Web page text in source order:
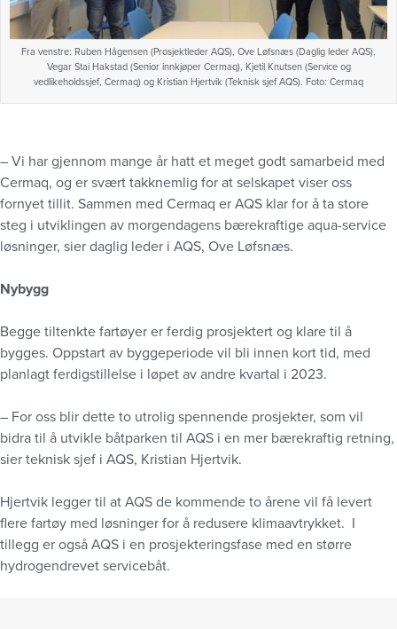
Fra venstre: Ruben Hågensen (Prosjektleder AQS), Ove Løfsnæs (Daglig leder AQS),
Vegar Stai Hakstad (Senior innkjøper Cermaq), Kjetil Knutsen (Service og
vedlikeholdssjef, Cermaq) og Kristian Hjertvik (Teknisk sjef AQS). Foto: Cermaq
– Vi har gjennom mange år hatt et meget godt samarbeid med
Cermaq, og er svært takknemlig for at selskapet viser oss
fornyet tillit. Sammen med Cermaq er AQS klar for å ta store
steg i utviklingen av morgendagens bærekraftige aqua-service
løsninger, sier daglig leder i AQS, Ove Løfsnæs.
Nybygg
Begge tiltenkte fartøyer er ferdig prosjektert og klare til å
bygges. Oppstart av byggeperiode vil bli innen kort tid, med
planlagt ferdigstillelse i løpet av andre kvartal i 2023.
– For oss blir dette to utrolig spennende prosjekter, som vil
bidra til å utvikle båtparken til AQS i en mer bærekraftig retning,
sier teknisk sjef i AQS, Kristian Hjertvik.
Hjertvik legger til at AQS de kommende to årene vil få levert
flere fartøy med løsninger for å redusere klimaavtrykket. I
tillegg er også AQS i en prosjekteringsfase med en større
hydrogendrevet servicebåt.